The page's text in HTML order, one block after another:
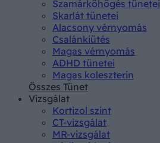
Szamárköhögés tünetei
Skarlát tünetei
Alacsony vérnyomás
Csalánkiütés
Magas vérnyomás
ADHD tünetei
Magas koleszterin
Összes Tünet
Vizsgálat
Kortizol szint
CT-vizsgálat
MR-vizsgálat